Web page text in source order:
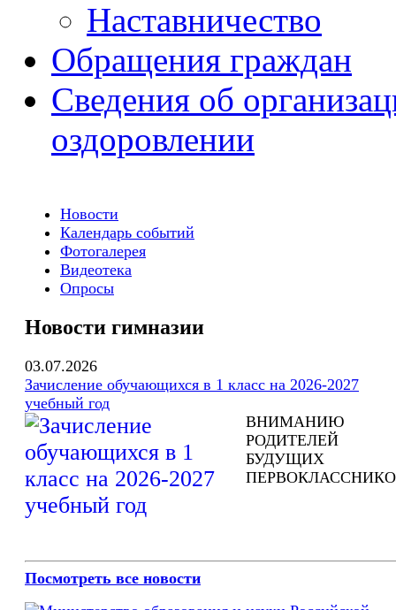
Наставничество
Обращения граждан
Сведения об
оздоровлении
Новости
Календарь событий
Фотогалерея
Видеотека
Опросы
Новости гимназии
03.07.2026
Зачисление обучающихся в 1 класс на 2026-2027
учебный год
ВНИМАНИЮ
РОДИТЕЛЕЙ
БУДУЩИХ
Посмотреть все новости